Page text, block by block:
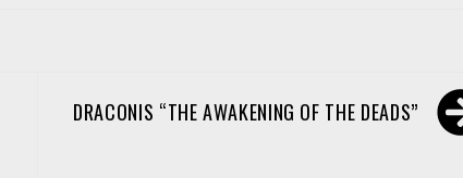
DRACONIS “THE AWAKENING OF THE DEADS”